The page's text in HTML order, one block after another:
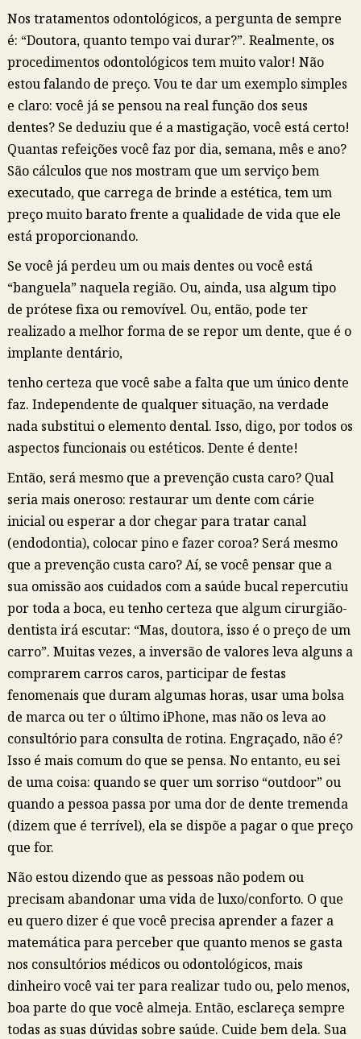
Nos tratamentos odontológicos, a pergunta de sempre
é: “Doutora, quanto tempo vai durar?”. Realmente, os
procedimentos odontológicos tem muito valor! Não
estou falando de preço. Vou te dar um exemplo simples
e claro: você já se pensou na real função dos seus
dentes? Se deduziu que é a mastigação, você está certo!
Quantas refeições você faz por dia, semana, mês e ano?
São cálculos que nos mostram que um serviço bem
executado, que carrega de brinde a estética, tem um
preço muito barato frente a qualidade de vida que ele
está proporcionando.
Se você já perdeu um ou mais dentes ou você está
“banguela” naquela região. Ou, ainda, usa algum tipo
de prótese fixa ou removível. Ou, então, pode ter
realizado a melhor forma de se repor um dente, que é o
implante dentário,
tenho certeza que você sabe a falta que um único dente
faz. Independente de qualquer situação, na verdade
nada substitui o elemento dental. Isso, digo, por todos os
aspectos funcionais ou estéticos. Dente é dente!
Então, será mesmo que a prevenção custa caro? Qual
seria mais oneroso: restaurar um dente com cárie
inicial ou esperar a dor chegar para tratar canal
(endodontia), colocar pino e fazer coroa? Será mesmo
que a prevenção custa caro? Aí, se você pensar que a
sua omissão aos cuidados com a saúde bucal repercutiu
por toda a boca, eu tenho certeza que algum cirurgião-
dentista irá escutar: “Mas, doutora, isso é o preço de um
carro”. Muitas vezes, a inversão de valores leva alguns a
comprarem carros caros, participar de festas
fenomenais que duram algumas horas, usar uma bolsa
de marca ou ter o último iPhone, mas não os leva ao
consultório para consulta de rotina. Engraçado, não é?
Isso é mais comum do que se pensa. No entanto, eu sei
de uma coisa: quando se quer um sorriso “outdoor” ou
quando a pessoa passa por uma dor de dente tremenda
(dizem que é terrível), ela se dispõe a pagar o que preço
que for.
Não estou dizendo que as pessoas não podem ou
precisam abandonar uma vida de luxo/conforto. O que
eu quero dizer é que você precisa aprender a fazer a
matemática para perceber que quanto menos se gasta
nos consultórios médicos ou odontológicos, mais
dinheiro você vai ter para realizar tudo ou, pelo menos,
boa parte do que você almeja. Então, esclareça sempre
todas as suas dúvidas sobre saúde. Cuide bem dela. Sua